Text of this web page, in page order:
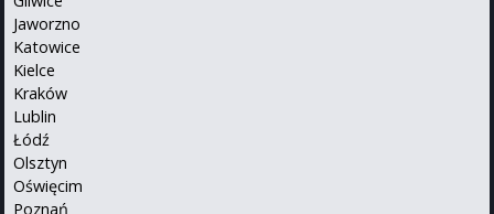
Jaworzno
Katowice
Kielce
Kraków
Lublin
Łódź
Olsztyn
Oświęcim
Poznań